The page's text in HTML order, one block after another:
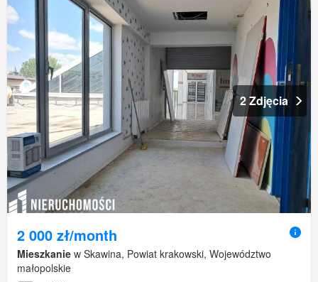
2 Zdjęcia
2 000 zł/month
Mieszkanie w Skawina, Powiat krakowski, Województwo
małopolskie